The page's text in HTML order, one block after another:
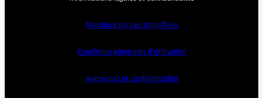
Mentions légales simplifiées
Conditions générales d’utilisation
Anonymat et confidentialité